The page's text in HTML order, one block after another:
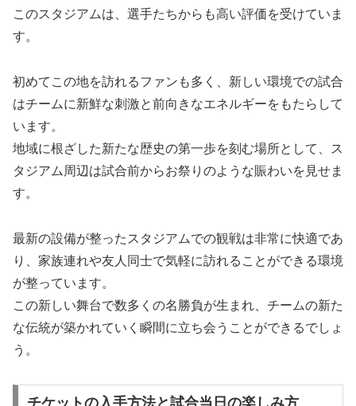
このスタジアムは、選手たちからも高い評価を受けていま
す。
初めてこの地を訪れるファンも多く、新しい環境での試合
はチームに新鮮な刺激と前向きなエネルギーをもたらして
います。
地域に根ざした新たな歴史の第一歩を刻む場所として、ス
タジアム周辺は試合前からお祭りのような賑わいを見せま
す。
最新の設備が整ったスタジアムでの観戦は非常に快適であ
り、家族連れや友人同士で気軽に訪れることができる環境
が整っています。
この新しい舞台で数多くの名勝負が生まれ、チームの新た
な伝統が築かれていく瞬間に立ち会うことができるでしょ
う。
チケットの入手方法と試合当日の楽しみ方